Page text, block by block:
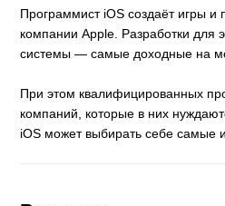
Программист iOS создаёт игры и
компании Apple. Разработки для
системы — самые доходные на
При этом квалифицированных
компаний, которые в них
iOS может выбирать себе самые